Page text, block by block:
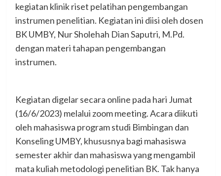
kegiatan klinik riset pelatihan pengembangan
instrumen penelitian. Kegiatan ini diisi oleh dosen
BK UMBY, Nur Sholehah Dian Saputri, M.Pd.
dengan materi tahapan pengembangan
instrumen.
Kegiatan digelar secara online pada hari Jumat
(16/6/2023) melalui zoom meeting. Acara diikuti
oleh mahasiswa program studi Bimbingan dan
Konseling UMBY, khususnya bagi mahasiswa
semester akhir dan mahasiswa yang mengambil
mata kuliah metodologi penelitian BK. Tak hanya